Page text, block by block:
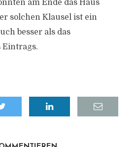
am Ende das Haus
solchen Klausel ist ein
besser als das
Eintrags.